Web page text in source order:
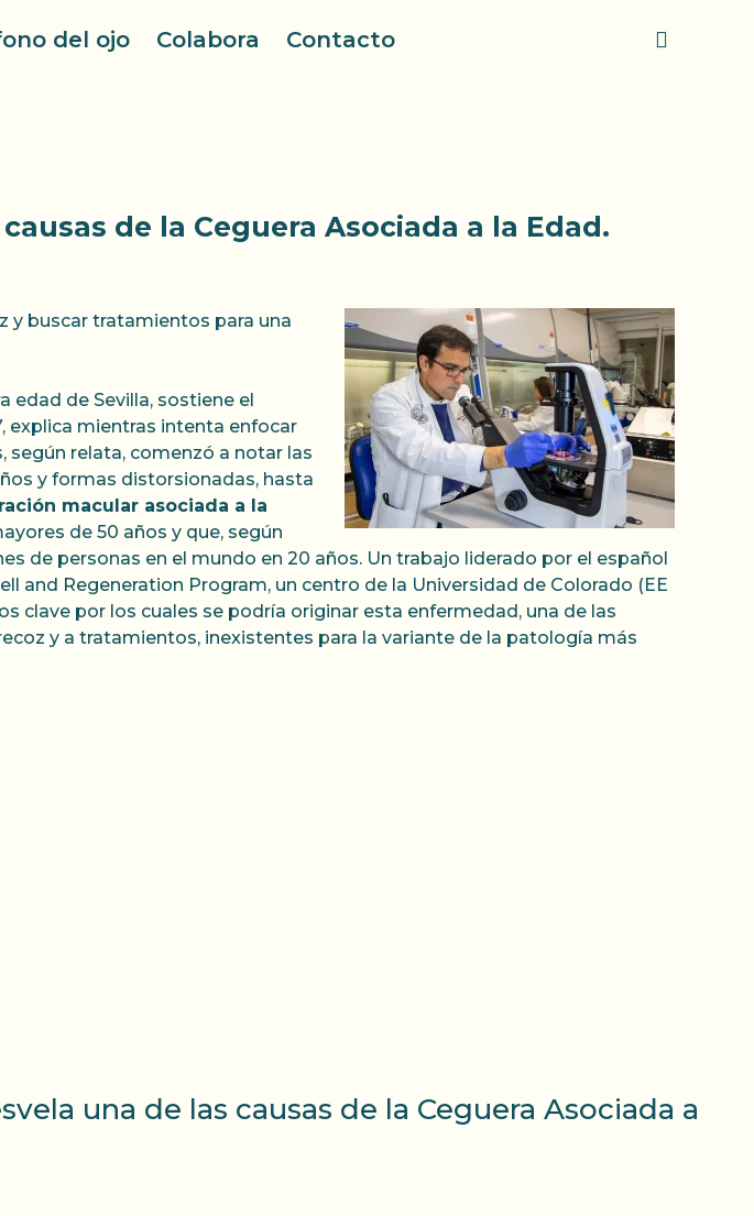
del ojo Colabora Contacto
de la Ceguera Asociada a la Edad.
y buscar tratamientos para una
edad de Sevilla, sostiene el
, explica mientras intenta enfocar
relata, comenzó a notar las
y formas distorsionadas, hasta
macular asociada a la
de 50 años y que, según
de personas en el mundo en 20 años. Un trabajo liderado por el español
and Regeneration Program, un centro de la Universidad de Colorado (EE
clave por los cuales se podría originar esta enfermedad, una de las
y a tratamientos, inexistentes para la variante de la patología más
una de las causas de la Ceguera Asociada a